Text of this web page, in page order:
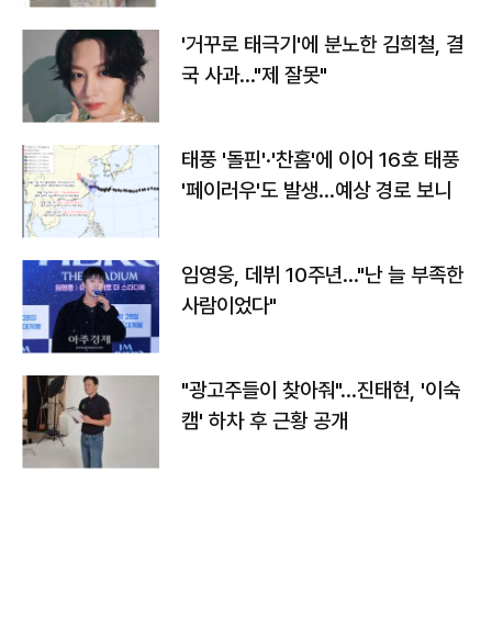
'거꾸로 태극기'에 분노한 김희철, 결
국 사과…"제 잘못"
태풍 '돌핀'·'찬홈'에 이어 16호 태풍
'페이러우'도 발생…예상 경로 보니
임영웅, 데뷔 10주년…"난 늘 부족한
사람이었다"
"광고주들이 찾아줘"…진태현, '이숙
캠' 하차 후 근황 공개